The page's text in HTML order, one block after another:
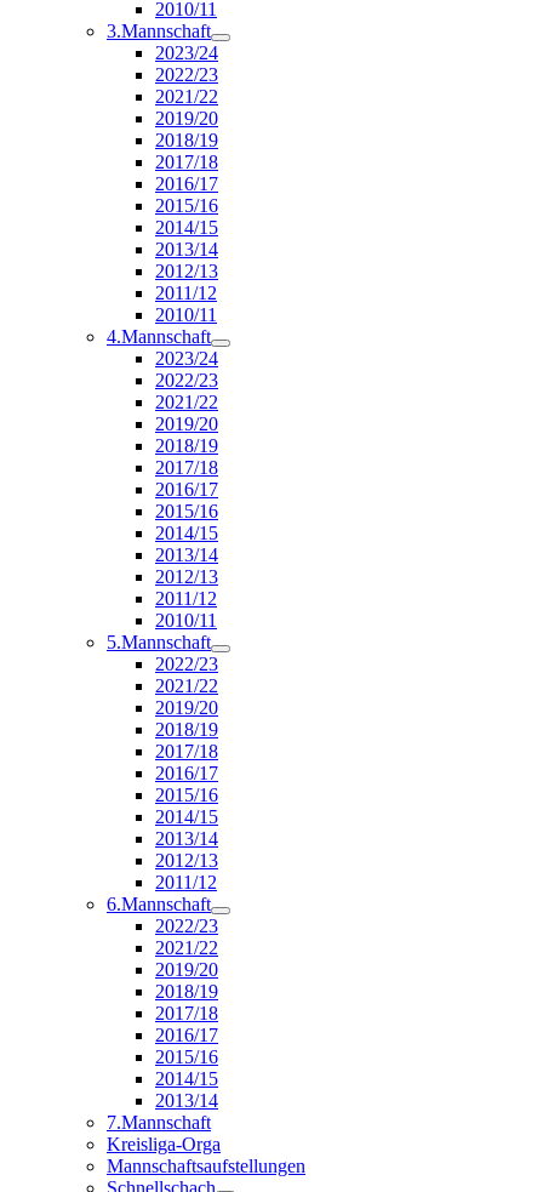
2010/11
3.Mannschaft
2023/24
2022/23
2021/22
2019/20
2018/19
2017/18
2016/17
2015/16
2014/15
2013/14
2012/13
2011/12
2010/11
4.Mannschaft
2023/24
2022/23
2021/22
2019/20
2018/19
2017/18
2016/17
2015/16
2014/15
2013/14
2012/13
2011/12
2010/11
5.Mannschaft
2022/23
2021/22
2019/20
2018/19
2017/18
2016/17
2015/16
2014/15
2013/14
2012/13
2011/12
6.Mannschaft
2022/23
2021/22
2019/20
2018/19
2017/18
2016/17
2015/16
2014/15
2013/14
7.Mannschaft
Kreisliga-Orga
Mannschaftsaufstellungen
Schnellschach